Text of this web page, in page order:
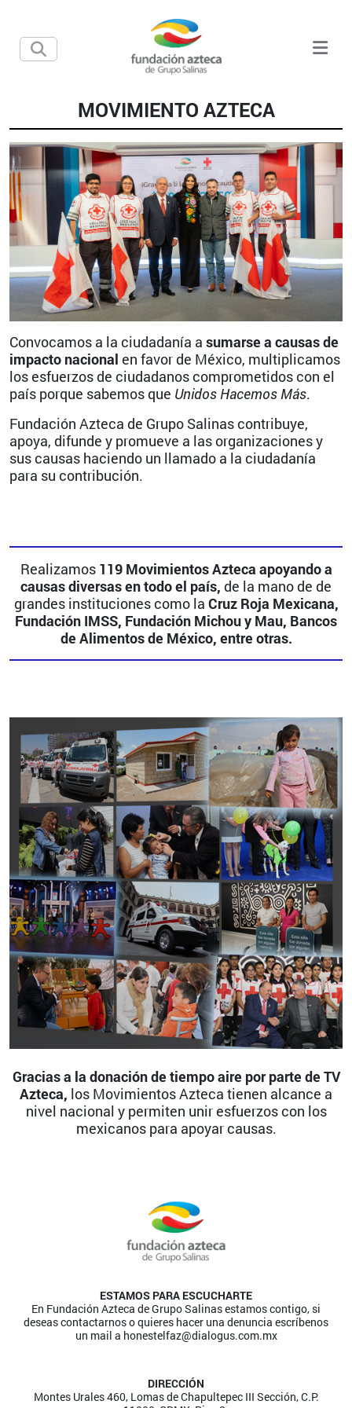
MOVIMIENTO AZTECA
Convocamos a la ciudadanía a sumarse a causas de
impacto nacional en favor de México, multiplicamos
los esfuerzos de ciudadanos comprometidos con el
país porque sabemos que Unidos Hacemos Más.
Fundación Azteca de Grupo Salinas contribuye,
apoya, difunde y promueve a las organizaciones y
sus causas haciendo un llamado a la ciudadanía
para su contribución.
Realizamos 119 Movimientos Azteca apoyando a
causas diversas en todo el país, de la mano de de
grandes instituciones como la Cruz Roja Mexicana,
Fundación IMSS, Fundación Michou y Mau, Bancos
de Alimentos de México, entre otras.
Gracias a la donación de tiempo aire por parte de TV
Azteca, los Movimientos Azteca tienen alcance a
nivel nacional y permiten unir esfuerzos con los
mexicanos para apoyar causas.
ESTAMOS PARA ESCUCHARTE
En Fundación Azteca de Grupo Salinas estamos contigo, si
deseas contactarnos o quieres hacer una denuncia escríbenos
un mail a honestelfaz@dialogus.com.mx
DIRECCIÓN
Montes Urales 460, Lomas de Chapultepec III Sección, C.P.